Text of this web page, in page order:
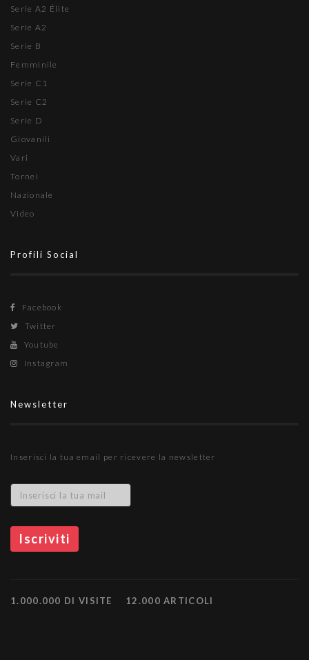
Serie A2 Élite
Serie A2
Serie B
Femminile
Serie C1
Serie C2
Serie D
Giovanili
Vari
Tornei
Nazionale
Video
Profili Social
Facebook
Twitter
Youtube
Instagram
Newsletter
Inserisci la tua email per ricevere la newsletter
1.000.000 DI VISITE 12.000 ARTICOLI